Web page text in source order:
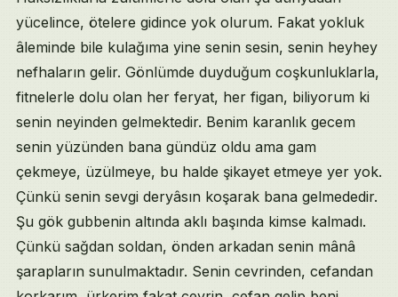
yücelince, ötelere gidince yok olurum. Fakat yokluk
âleminde bile kulağıma yine senin sesin, senin heyhey
nefhaların gelir. Gönlümde duyduğum coşkunluklarla,
fitnelerle dolu olan her feryat, her figan, biliyorum ki
senin neyinden gelmektedir. Benim karanlık gecem
senin yüzünden bana gündüz oldu ama gam
çekmeye, üzülmeye, bu halde şikayet etmeye yer yok.
Çünkü senin sevgi deryâsın koşarak bana gelmededir.
Şu gök gubbenin altında aklı başında kimse kalmadı.
Çünkü sağdan soldan, önden arkadan senin mânâ
şarapların sunulmaktadır. Senin cevrinden, cefandan